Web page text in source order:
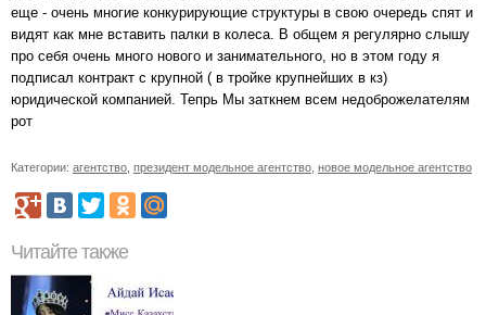
еще - очень многие конкурирующие структуры в свою очередь спят и
видят как мне вставить палки в колеса. В общем я регулярно слышу
про себя очень много нового и занимательного, но в этом году я
подписал контракт с крупной ( в тройке крупнейших в кз)
юридической компанией. Тепрь Мы заткнем всем недоброжелателям
рот
Категории: агентство президент модельное агентство новое модельное агентство
Читайте также